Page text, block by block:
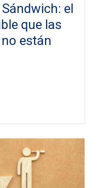
el
que las
están